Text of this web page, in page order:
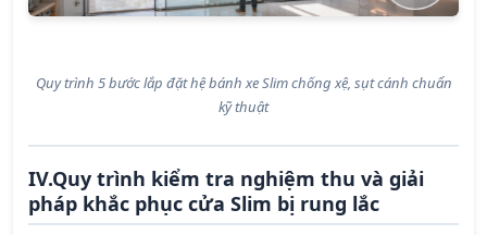
Quy trình 5 bước lắp đặt hệ bánh xe Slim chống xệ, sụt cánh chuẩn
kỹ thuật
IV.Quy trình kiểm tra nghiệm thu và giải
pháp khắc phục cửa Slim bị rung lắc